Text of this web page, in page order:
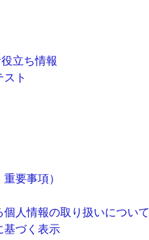
立ち情報
ト
要事項）
人情報の取り扱いについて
基づく表示